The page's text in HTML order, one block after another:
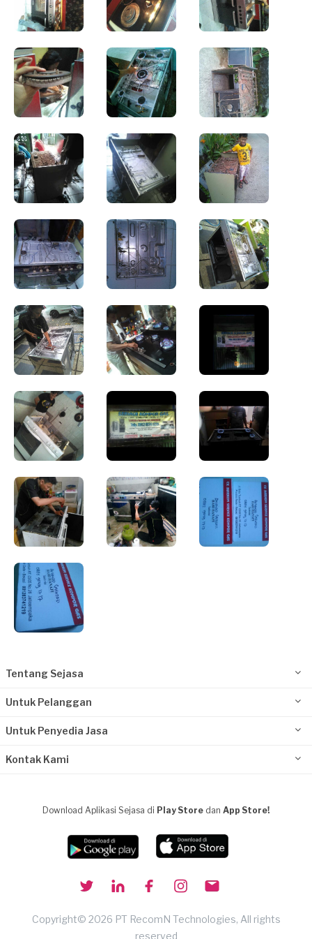
Tentang Sejasa
Untuk Pelanggan
Untuk Penyedia Jasa
Kontak Kami
Download Aplikasi Sejasa di Play Store dan App Store!
Copyright© 2026 PT RecomN Technologies, All rights
reserved